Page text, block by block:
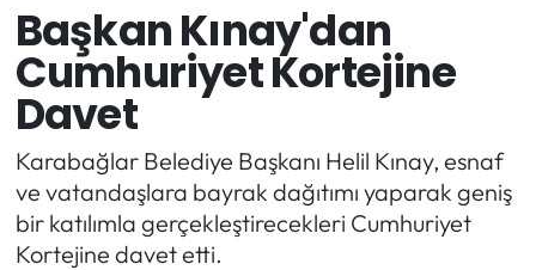
Başkan Kınay'dan
Cumhuriyet Kortejine
Davet
Karabağlar Belediye Başkanı Helil Kınay, esnaf
ve vatandaşlara bayrak dağıtımı yaparak geniş
bir katılımla gerçekleştirecekleri Cumhuriyet
Kortejine davet etti.